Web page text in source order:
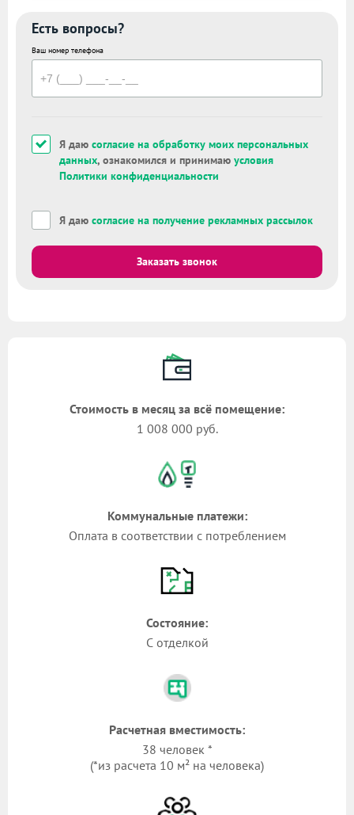
Есть вопросы?
Ваш номер телефона
Я даю согласие на обработку моих персональных
данных, ознакомился и принимаю условия
Политики конфиденциальности
Я даю согласие на получение рекламных рассылок
Заказать звонок
Стоимость в месяц за всё помещение:
1 008 000 руб.
Коммунальные платежи:
Оплата в соответствии с потреблением
Состояние:
С отделкой
Расчетная вместимость:
38 человек *
(*из расчета 10 м² на человека)